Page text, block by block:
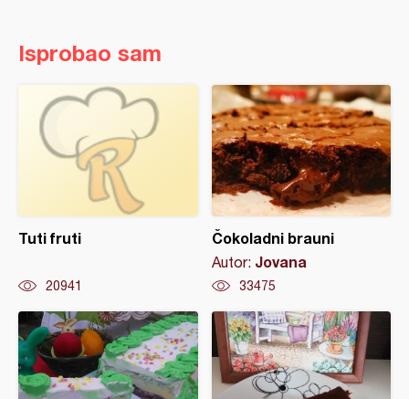
Isprobao sam
Tuti fruti
20941
Čokoladni brauni
Autor: Jovana
33475